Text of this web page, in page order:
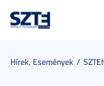
Hírek, Események